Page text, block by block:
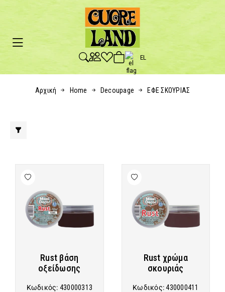
EL
Αρχική Home Decoupage ΕΦΕ ΣΚΟΥΡΙΑΣ
Rust βάση
οξείδωσης
Κωδικός: 430000313
Rust χρώμα
σκουριάς
Κωδικός:430000411